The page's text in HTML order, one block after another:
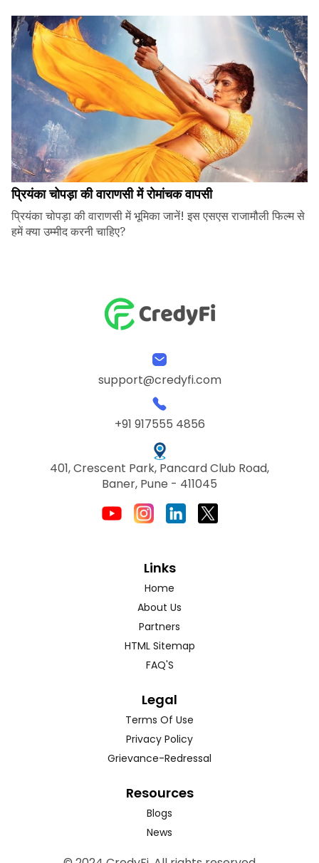
प्रियंका चोपड़ा की वाराणसी में रोमांचक वापसी
प्रियंका चोपड़ा की वाराणसी में भूमिका जानें! इस एसएस राजामौली फिल्म से
हमें क्या उम्मीद करनी चाहिए?
support@credyfi.com
+91 917555 4856
401, Crescent Park, Pancard Club Road,
Baner, Pune - 411045
Links
Home
About Us
Partners
HTML Sitemap
FAQ'S
Legal
Terms Of Use
Privacy Policy
Grievance-Redressal
Resources
Blogs
News